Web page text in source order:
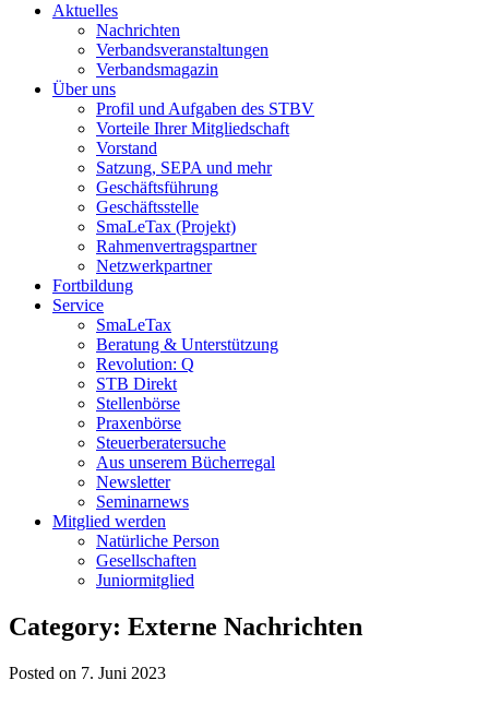
Aktuelles
Nachrichten
Verbandsveranstaltungen
Verbandsmagazin
Über uns
Profil und Aufgaben des STBV
Vorteile Ihrer Mitgliedschaft
Vorstand
Satzung, SEPA und mehr
Geschäftsführung
Geschäftsstelle
SmaLeTax (Projekt)
Rahmenvertragspartner
Netzwerkpartner
Fortbildung
Service
SmaLeTax
Beratung & Unterstützung
Revolution: Q
STB Direkt
Stellenbörse
Praxenbörse
Steuerberatersuche
Aus unserem Bücherregal
Newsletter
Seminarnews
Mitglied werden
Natürliche Person
Gesellschaften
Juniormitglied
Category: Externe Nachrichten
Posted on 7. Juni 2023